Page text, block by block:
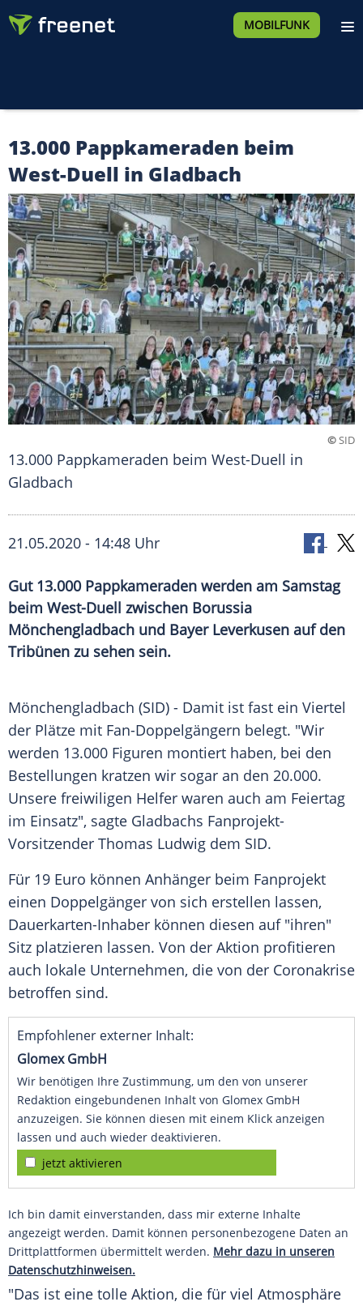
MOBILFUNK
13.000 Pappkameraden beim
West-Duell in Gladbach
©SID
13.000 Pappkameraden beim West-Duell in
Gladbach
21.05.2020 - 14:48 Uhr
Gut 13.000 Pappkameraden werden am Samstag
beim West-Duell zwischen Borussia
Mönchengladbach und Bayer Leverkusen auf den
Tribünen zu sehen sein.
Mönchengladbach (SID) - Damit ist fast ein Viertel
der Plätze mit Fan-Doppelgängern belegt. "Wir
werden 13.000 Figuren montiert haben, bei den
Bestellungen kratzen wir sogar an den 20.000.
Unsere freiwiligen Helfer waren auch am Feiertag
im Einsatz", sagte Gladbachs Fanprojekt-
Vorsitzender Thomas Ludwig dem SID.
Für 19 Euro können Anhänger beim Fanprojekt
einen Doppelgänger von sich erstellen lassen,
Dauerkarten-Inhaber können diesen auf "ihren"
Sitz platzieren lassen. Von der Aktion profitieren
auch lokale Unternehmen, die von der Coronakrise
betroffen sind.
Empfohlener externer Inhalt:
Glomex GmbH
Wir benötigen Ihre Zustimmung, um den von unserer
Redaktion eingebundenen Inhalt von Glomex GmbH
anzuzeigen. Sie können diesen mit einem Klick anzeigen
lassen und auch wieder deaktivieren.
jetzt aktivieren
Ich bin damit einverstanden, dass mir externe Inhalte
angezeigt werden. Damit können personenbezogene Daten an
Drittplattformen übermittelt werden. Mehr dazu in unseren
Datenschutzhinweisen.
"Das ist eine tolle Aktion, die für viel Atmosphäre